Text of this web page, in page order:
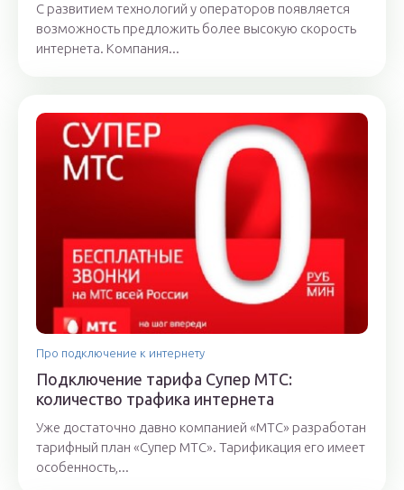
С развитием технологий у операторов появляется
возможность предложить более высокую скорость
интернета. Компания...
Про подключение к интернету
Подключение тарифа Супер МТС:
количество трафика интернета
Уже достаточно давно компанией «МТС» разработан
тарифный план «Супер МТС». Тарификация его имеет
особенность,...